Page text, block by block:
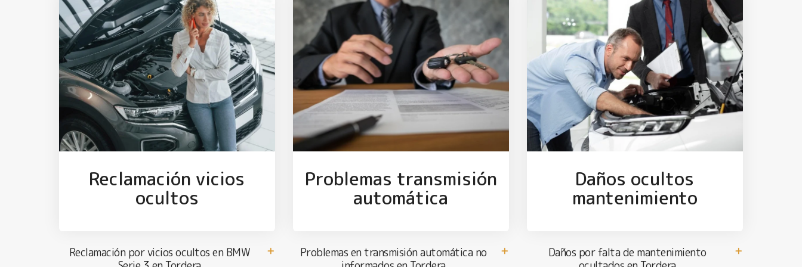
Reclamación vicios
ocultos
Reclamación por vicios ocultos en BMW
Problemas transmisión
automática
Problemas en transmisión automática no
Daños ocultos
mantenimiento
Daños por falta de mantenimiento